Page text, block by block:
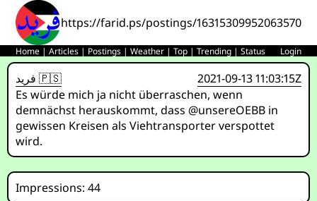
https://farid.ps/postings/1631530995206357006
Home |Articles | Postings |Weather |Top |Trending |Status Login
فريد 🇵🇸
2021-09-13 11:03:15Z
Es würde mich ja nicht überraschen, wenn
demnächst herauskommt, dass @unsereOEBB in
gewissen Kreisen als Viehtransporter verspottet
wird.
Impressions: 44